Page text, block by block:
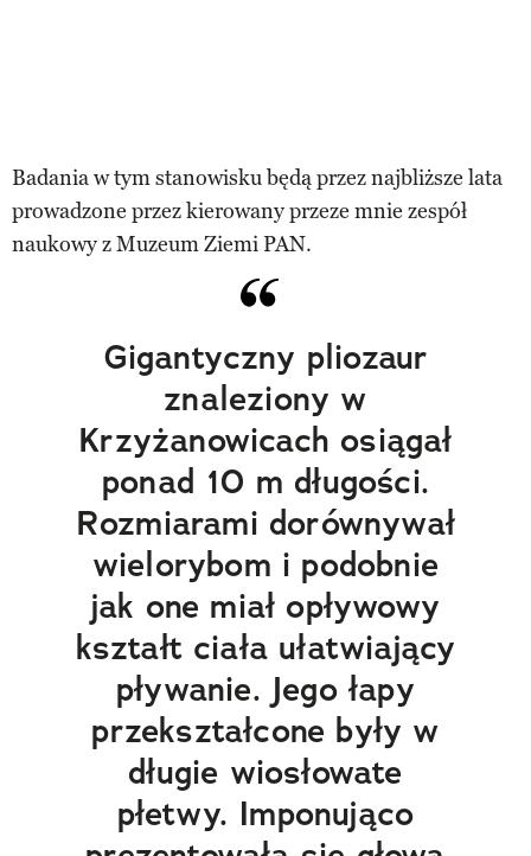
Badania w tym stanowisku będą przez najbliższe lata
prowadzone przez kierowany przeze mnie zespół
naukowy z Muzeum Ziemi PAN.
Gigantyczny pliozaur
znaleziony w
Krzyżanowicach osiągał
ponad 10 m długości.
Rozmiarami dorównywał
wielorybom i podobnie
jak one miał opływowy
kształt ciała ułatwiający
pływanie. Jego łapy
przekształcone były w
długie wiosłowate
płetwy. Imponująco